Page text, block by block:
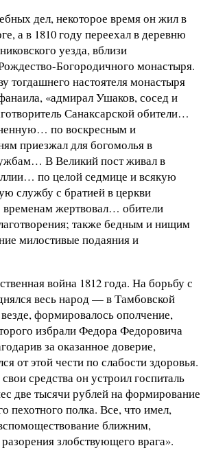
дел, некоторое время он жил в
а в 1810 году переехал в деревню
уезда, вблизи
Богородичного монастыря.
тогдашнего настоятеля монастыря
«адмирал Ушаков, сосед и
Санаксарской обители…
по воскресным и
приезжал для богомолья в
В Великий пост живал в
по целой седмице и всякую
службу с братией в церкви
жертвовал… обители
также бедным и нищим
милостивые подаяния и
война 1812 года. На борьбу с
весь народ — в Тамбовской
формировалось ополчение,
избрали Федора Федоровича
за оказанное доверие,
от этой чести по слабости здоровья.
средства он устроил госпиталь
две тысячи рублей на формирование
пехотного полка. Все, что имел,
ближним,
злобствующего врага».